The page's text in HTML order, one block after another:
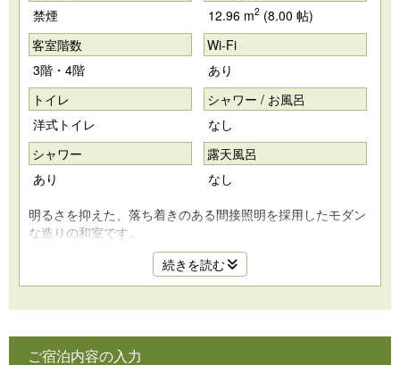
禁煙
12.96 m2(8.00 帖)
客室階数
3階・4階
Wi-Fi
あり
トイレ
洋式トイレ
シャワー / お風呂
なし
シャワー
あり
露天風呂
なし
明るさを抑えた、落ち着きのある間接照明を採用したモダン
な造りの和室です。
照明光度は壁面のコントロールパネルもしくはリモコンにて
他のお部屋をお選びください。
続きを読む
ご宿泊内容の入力